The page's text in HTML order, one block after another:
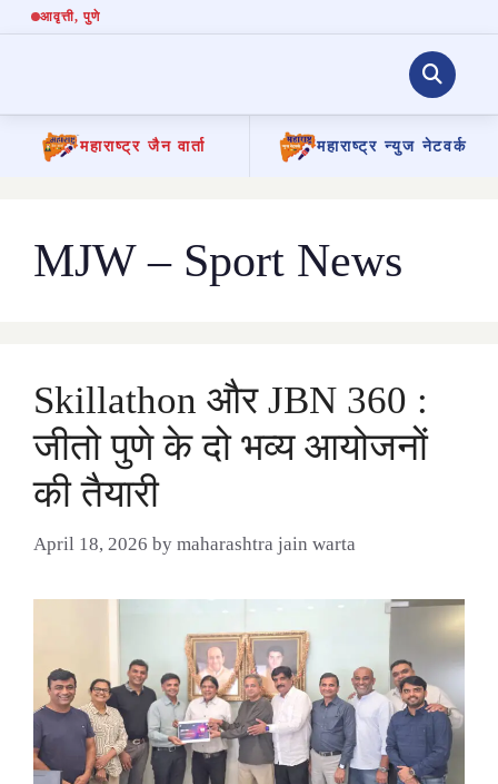
आवृत्ती, पुणे
महाराष्ट्र जैन वार्ता महाराष्ट्र न्युज नेटवर्क
contentMJW – Sport News
Skillathon और JBN 360 :
जीतो पुणे के दो भव्य आयोजनों
की तैयारी
April 18, 2026 by maharashtra jain warta